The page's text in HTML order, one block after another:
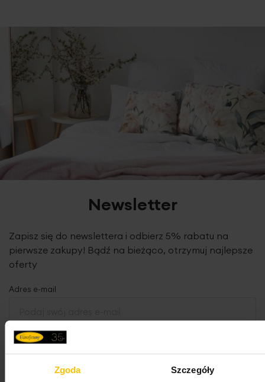
Zgoda Szczegóły
Newsletter
Zapisz się do newslettera i odbierz 5% rabatu na
pierwsze zakupy! Bądź na bieżąco, otrzymuj najlepsze
oferty
Adres e-mail
Oświadczam, że zapoznałem/zapoznałam się z
Prywatności